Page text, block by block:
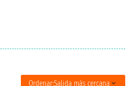
Ordenar:Salida más cercana